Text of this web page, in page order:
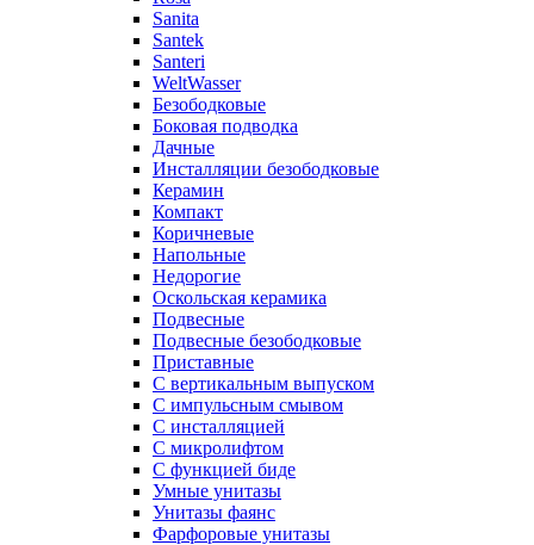
Sanita
Santek
Santeri
WeltWasser
Безободковые
Боковая подводка
Дачные
Инсталляции безободковые
Керамин
Компакт
Коричневые
Напольные
Недорогие
Оскольская керамика
Подвесные
Подвесные безободковые
Приставные
С вертикальным выпуском
С импульсным смывом
С инсталляцией
С микролифтом
С функцией биде
Умные унитазы
Унитазы фаянс
Фарфоровые унитазы